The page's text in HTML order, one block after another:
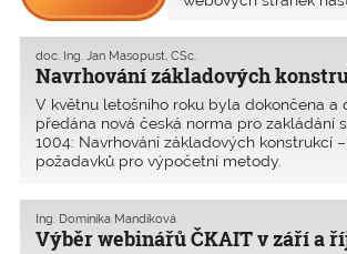
webu. Tento nástroj je
1999 a používá se na
se obsah často mění a
Navrhování základových
doc. Ing. Jan Masopust, CSc.
V květnu letošního roku byla dokončena a
předána nová česká norma pro zakládání
1004: Navrhování základových konstrukcí
požadavků pro výpočetní metody.
Výběr webinářů ČKAIT v září a
Ing. Dominika Mandíková